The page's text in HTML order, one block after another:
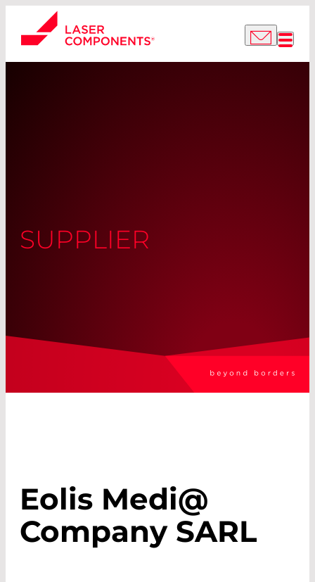
SUPPLIER
Eolis Medi@
Company SARL